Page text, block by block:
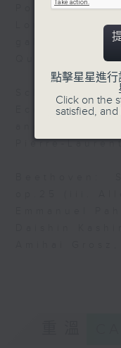
Poulenc /
Louis
Quatuor Van
Schubert:
Ecossaises,
點擊星星進
Click on the
satisfied,